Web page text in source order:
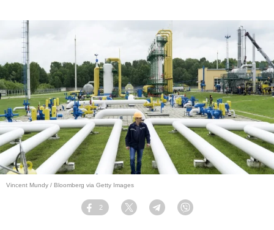
Vincent Mundy / Bloomberg via Getty Images
Facebook
2
Twitter TelegramViber